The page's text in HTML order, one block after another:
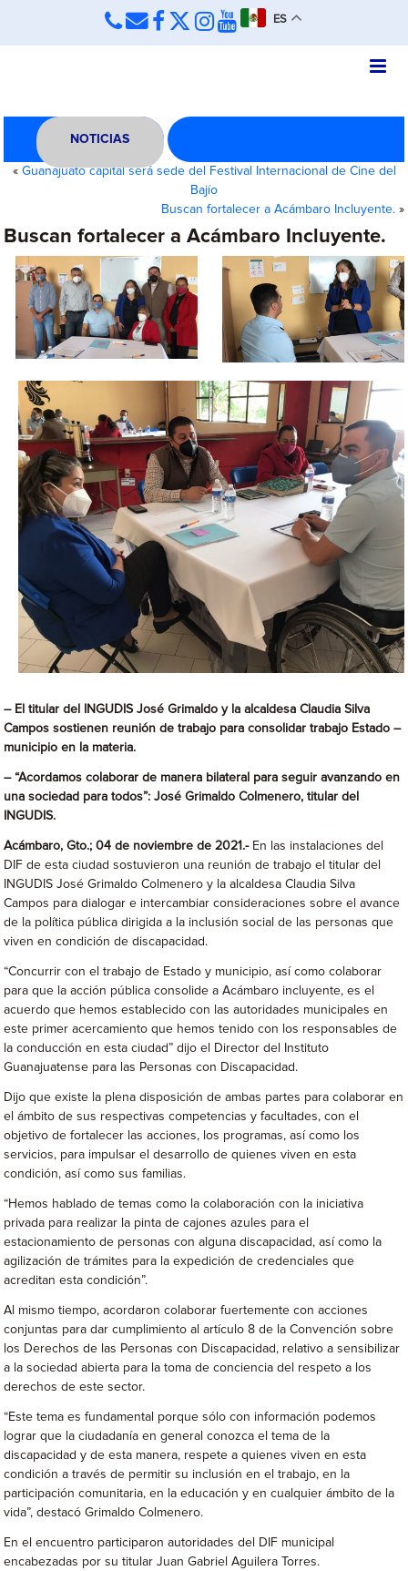
ES
NOTICIAS
« Guanajuato capital será sede del Festival Internacional de Cine del
Bajío
Buscan fortalecer a Acámbaro Incluyente.»
Buscan fortalecer a Acámbaro Incluyente.
– El titular del INGUDIS José Grimaldo y la alcaldesa Claudia Silva
Campos sostienen reunión de trabajo para consolidar trabajo Estado –
municipio en la materia.
–“Acordamos colaborar de manera bilateral para seguir avanzando en
una sociedad para todos”: José Grimaldo Colmenero, titular del
INGUDIS.
Acámbaro, Gto.; 04 de noviembre de 2021.- En las instalaciones del
DIF de esta ciudad sostuvieron una reunión de trabajo el titular del
INGUDIS José Grimaldo Colmenero y la alcaldesa Claudia Silva
Campos para dialogar e intercambiar consideraciones sobre el avance
de la política pública dirigida a la inclusión social de las personas que
viven en condición de discapacidad.
“Concurrir con el trabajo de Estado y municipio, así como colaborar
para que la acción pública consolide a Acámbaro incluyente, es el
acuerdo que hemos establecido con las autoridades municipales en
este primer acercamiento que hemos tenido con los responsables de
la conducción en esta ciudad” dijo el Director del Instituto
Guanajuatense para las Personas con Discapacidad.
Dijo que existe la plena disposición de ambas partes para colaborar en
el ámbito de sus respectivas competencias y facultades, con el
objetivo de fortalecer las acciones, los programas, así como los
servicios, para impulsar el desarrollo de quienes viven en esta
condición, así como sus familias.
“Hemos hablado de temas como la colaboración con la iniciativa
privada para realizar la pinta de cajones azules para el
estacionamiento de personas con alguna discapacidad, así como la
agilización de trámites para la expedición de credenciales que
acreditan esta condición”.
Al mismo tiempo, acordaron colaborar fuertemente con acciones
conjuntas para dar cumplimiento al artículo 8 de la Convención sobre
los Derechos de las Personas con Discapacidad, relativo a sensibilizar
a la sociedad abierta para la toma de conciencia del respeto a los
derechos de este sector.
“Este tema es fundamental porque sólo con información podemos
lograr que la ciudadanía en general conozca el tema de la
discapacidad y de esta manera, respete a quienes viven en esta
condición a través de permitir su inclusión en el trabajo, en la
participación comunitaria, en la educación y en cualquier ámbito de la
vida”, destacó Grimaldo Colmenero.
En el encuentro participaron autoridades del DIF municipal
encabezadas por su titular Juan Gabriel Aguilera Torres.